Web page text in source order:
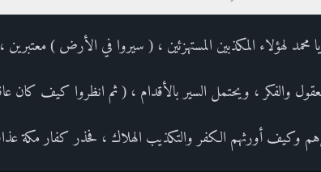
محمد لهؤلاء المكذبين المستهزئين ، ( سيروا في الأرض )
والفكر ، ويحتمل السير بالأقدام ، ( ثم انظروا كيف كان
وكيف أورثهم الكفر والتكذيب الهلاك ، فحذر كفار مكة